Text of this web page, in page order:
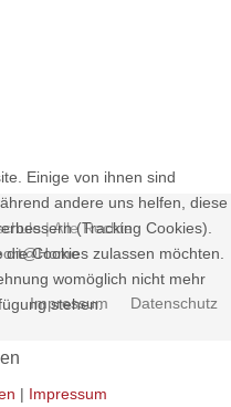
| Alle Rechte
Impressum Datenschutz
Einige von ihnen sind
andere uns helfen, diese
(Tracking Cookies).
Cookies zulassen möchten.
womöglich nicht mehr
stehen.
| Impressum